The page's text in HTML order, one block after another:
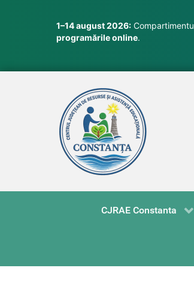
1–14 august 2026:
programările online.
CJRAE Constanta